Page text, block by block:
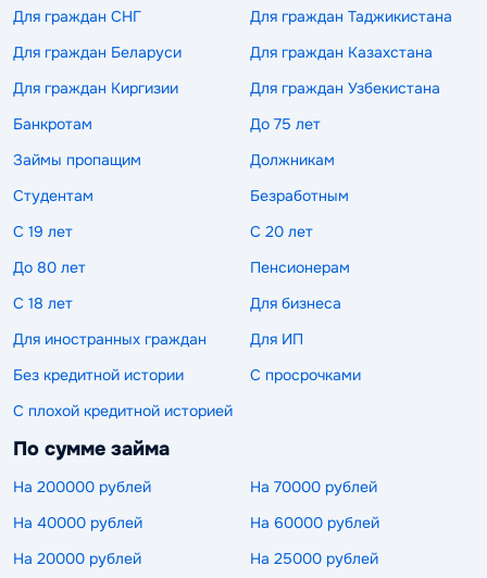
Для граждан СНГ
Для граждан Таджикистана
Для граждан Беларуси
Для граждан Казахстана
Для граждан Киргизии
Для граждан Узбекистана
Банкротам
До 75 лет
Займы пропащим
Должникам
Студентам
Безработным
С 19 лет
С 20 лет
До 80 лет
Пенсионерам
С 18 лет
Для бизнеса
Для иностранных граждан
Для ИП
Без кредитной истории
С просрочками
С плохой кредитной историей
По сумме займа
На 200000 рублей
На 70000 рублей
На 40000 рублей
На 60000 рублей
На 20000 рублей
На 25000 рублей